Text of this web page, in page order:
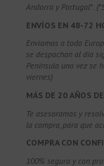
Andorra y Portugal*.
ENVÍOS EN 48-72
Enviamos a toda
se despachan al día
Península una vez se
viernes)
MÁS DE 20 AÑOS
Te asesoramos y
la compra, para que
COMPRA CON
100% segura y con